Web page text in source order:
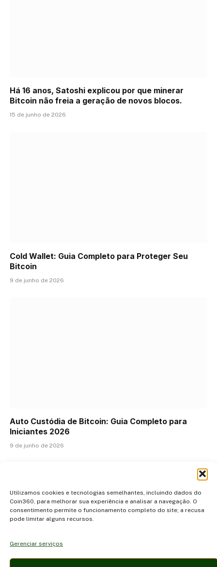
Utilizamos cookies e tecnologias semelhantes, incluindo dados do
Coin360, para melhorar sua experiência e analisar a navegação. O
consentimento permite o funcionamento completo do site; a recusa
pode limitar alguns recursos.
Gerenciar serviços
Há 16 anos, Satoshi explicou por que minerar
Bitcoin não freia a geração de novos blocos.
15 de junho de 2026
Cold Wallet: Guia Completo para Proteger Seu
Bitcoin
9 de junho de 2026
Auto Custódia de Bitcoin: Guia Completo para
Iniciantes 2026
9 de junho de 2026